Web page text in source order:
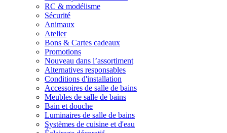
RC & modélisme
Sécurité
Animaux
Atelier
Bons & Cartes cadeaux
Promotions
Nouveau dans l’assortiment
Alternatives responsables
Conditions d'installation
Accessoires de salle de bains
Meubles de salle de bains
Bain et douche
Luminaires de salle de bains
Systèmes de cuisine et d'eau